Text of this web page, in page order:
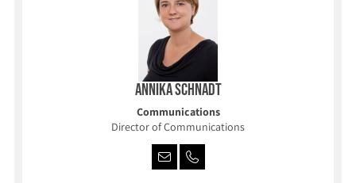
Annika Schnadt
Communications
Director of Communications